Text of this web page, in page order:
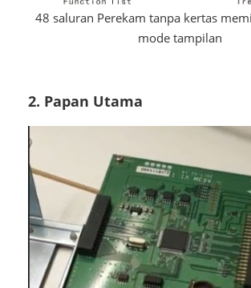
48 saluran Perekam tanpa kertas
mode tampilan
2. Papan Utama